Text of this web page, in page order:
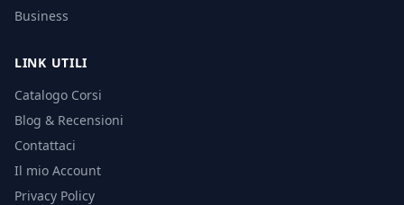
Business
LINK UTILI
Catalogo Corsi
Blog & Recensioni
Contattaci
Il mio Account
Privacy Policy